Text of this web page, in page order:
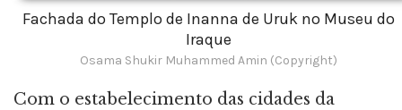
Fachada do Templo de Inanna de Uruk no Museu do
Iraque
Osama Shukir Muhammed Amin (Copyright)
Com o estabelecimento das cidades da